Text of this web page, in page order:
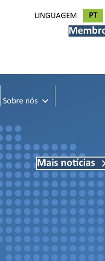
LINGUAGEM PT
Sobre nós
Mais notícias